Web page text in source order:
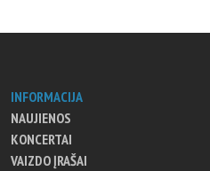
INFORMACIJA
NAUJIENOS
KONCERTAI
VAIZDO ĮRAŠAI